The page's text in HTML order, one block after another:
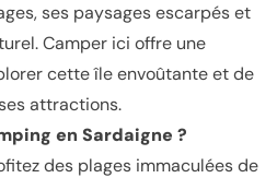
ses paysages escarpés et
Camper ici offre une
cette île envoûtante et de
attractions.
en Sardaigne ?
des plages immaculées de